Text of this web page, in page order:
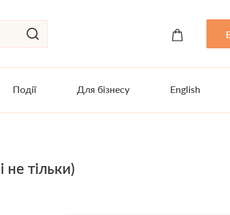
Події Для бізнесу English
тільки)